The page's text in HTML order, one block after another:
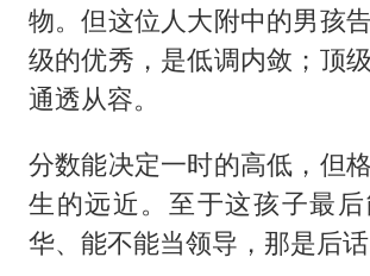
物。但这位人大附中的男孩
级的优秀，是低调内敛；顶
通透从容。
分数能决定一时的高低，但
生的远近。至于这孩子最
华、能不能当领导，那是后话